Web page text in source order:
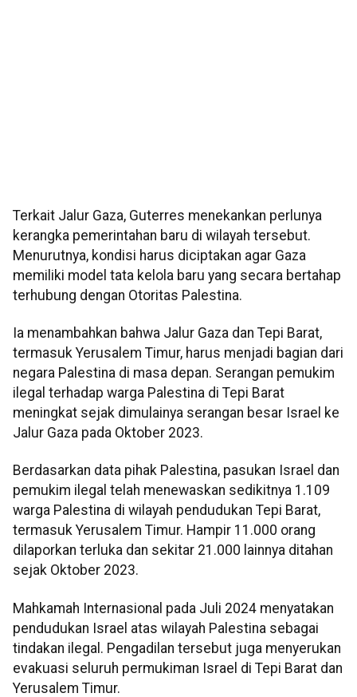
Terkait Jalur Gaza, Guterres menekankan perlunya
kerangka pemerintahan baru di wilayah tersebut.
Menurutnya, kondisi harus diciptakan agar Gaza
memiliki model tata kelola baru yang secara bertahap
terhubung dengan Otoritas Palestina.
Ia menambahkan bahwa Jalur Gaza dan Tepi Barat,
termasuk Yerusalem Timur, harus menjadi bagian dari
negara Palestina di masa depan. Serangan pemukim
ilegal terhadap warga Palestina di Tepi Barat
meningkat sejak dimulainya serangan besar Israel ke
Jalur Gaza pada Oktober 2023.
Berdasarkan data pihak Palestina, pasukan Israel dan
pemukim ilegal telah menewaskan sedikitnya 1.109
warga Palestina di wilayah pendudukan Tepi Barat,
termasuk Yerusalem Timur. Hampir 11.000 orang
dilaporkan terluka dan sekitar 21.000 lainnya ditahan
sejak Oktober 2023.
Mahkamah Internasional pada Juli 2024 menyatakan
pendudukan Israel atas wilayah Palestina sebagai
tindakan ilegal. Pengadilan tersebut juga menyerukan
evakuasi seluruh permukiman Israel di Tepi Barat dan
Yerusalem Timur.